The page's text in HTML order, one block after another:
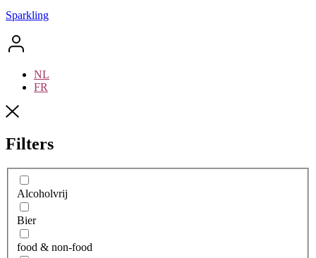
Sparkling
NL
FR
Filters
Alcoholvrij
Bier
food & non-food